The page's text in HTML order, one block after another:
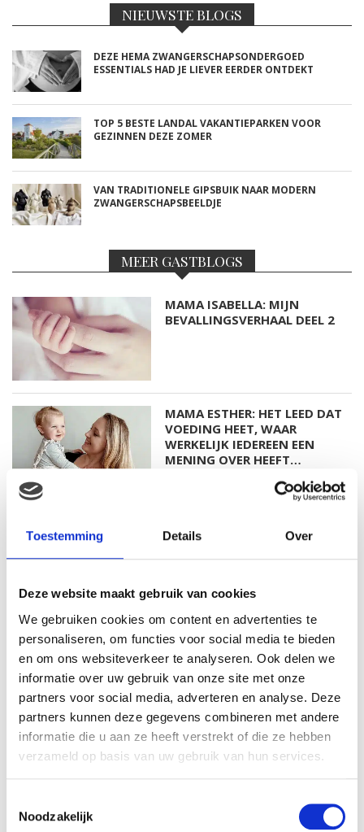
Toestemming Details Over
Deze website maakt gebruik van cookies
We gebruiken cookies om content en advertenties te
personaliseren, om functies voor social media te bieden
en om ons websiteverkeer te analyseren. Ook delen we
informatie over uw gebruik van onze site met onze
partners voor social media, adverteren en analyse. Deze
partners kunnen deze gegevens combineren met andere
informatie die u aan ze heeft verstrekt of die ze hebben
verzameld op basis van uw gebruik van hun services.
Noodzakelijk
NIEUWSTE BLOGS
DEZE HEMA ZWANGERSCHAPSONDERGOED
ESSENTIALS HAD JE LIEVER EERDER ONTDEKT
TOP 5 BESTE LANDAL VAKANTIEPARKEN VOOR
GEZINNEN DEZE ZOMER
VAN TRADITIONELE GIPSBUIK NAAR MODERN
ZWANGERSCHAPSBEELDJE
MEER GASTBLOGS
MAMA ISABELLA: MIJN
BEVALLINGSVERHAAL DEEL 2
MAMA ESTHER: HET LEED DAT
VOEDING HEET, WAAR
WERKELIJK IEDEREEN EEN
MENING OVER HEEFT…
RAAKTE IK ZWANGER VAN
MAMA ISABELLA: MIJN
BEVALLINGSVERHAAL DEEL 1
MAMA ALYSIA: IK KREEG
HERHAALDE MISKRAMEN, IK